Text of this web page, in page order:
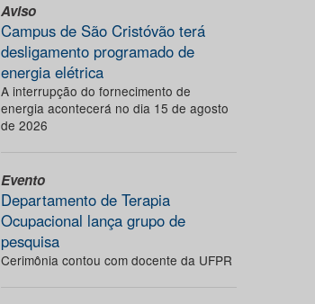
Aviso
Campus de São Cristóvão terá
desligamento programado de
energia elétrica
A interrupção do fornecimento de
energia acontecerá no dia 15 de agosto
de 2026
Evento
Departamento de Terapia
Ocupacional lança grupo de
pesquisa
Cerimônia contou com docente da UFPR